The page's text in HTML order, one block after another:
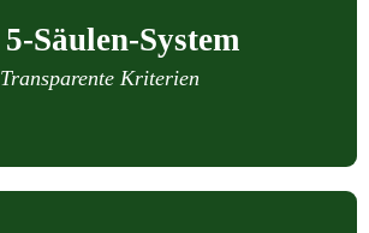
5-Säulen-System
Transparente Kriterien